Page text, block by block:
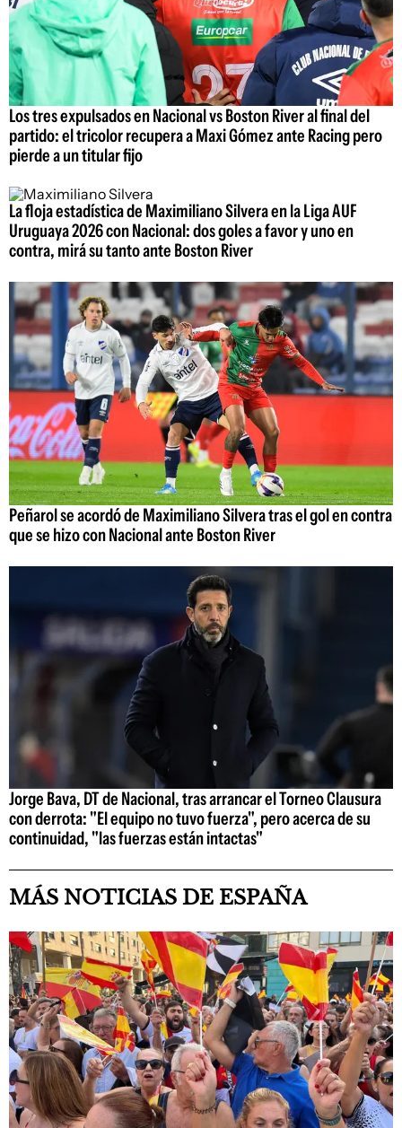
Los tres expulsados en Nacional vs Boston River al final del
partido: el tricolor recupera a Maxi Gómez ante Racing pero
pierde a un titular fijo
La floja estadística de Maximiliano Silvera en la Liga AUF
Uruguaya 2026 con Nacional: dos goles a favor y uno en
contra, mirá su tanto ante Boston River
Peñarol se acordó de Maximiliano Silvera tras el gol en contra
que se hizo con Nacional ante Boston River
Jorge Bava, DT de Nacional, tras arrancar el Torneo Clausura
con derrota: "El equipo no tuvo fuerza", pero acerca de su
continuidad, "las fuerzas están intactas"
MÁS NOTICIAS DE ESPAÑA